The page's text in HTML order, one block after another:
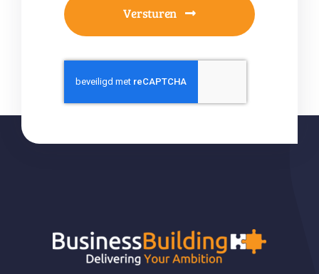
Versturen